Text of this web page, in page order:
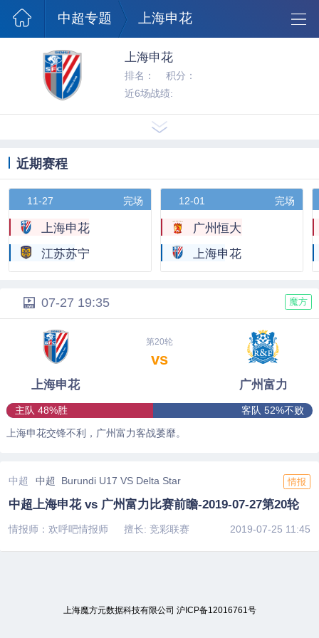
澳超球队
中超专题 上海申花
上海申花
排名：
积分：
近6场战绩:
近期赛程
11-27 完场
上海申花
江苏苏宁
12-01 完场
广州恒大
上海申花
07-27 19:35 魔方
上海申花
第20轮
vs
广州富力
主队 48%胜
客队 52%不败
上海申花交锋不利，广州富力客战萎靡。
情报
中超 中超 Burundi U17 VS Delta Star
中超上海申花 vs 广州富力比赛前瞻-2019-07-27第20轮
情报师：欢呼吧情报师 擅长: 竞彩联赛 2019-07-25 11:45
上海魔方元数据科技有限公司 沪ICP备12016761号